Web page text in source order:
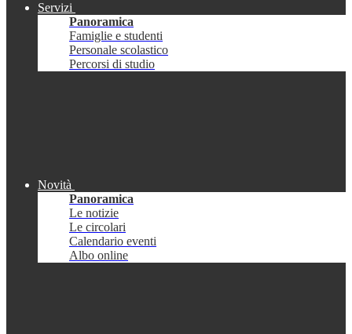
Servizi
Panoramica
Famiglie e studenti
Personale scolastico
Percorsi di studio
Novità
Panoramica
Le notizie
Le circolari
Calendario eventi
Albo online